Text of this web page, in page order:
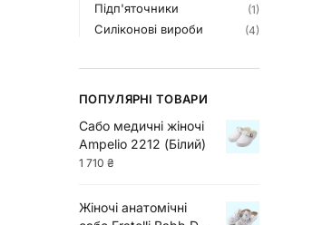
Підп'яточники (1)
Силіконові вироби (4)
ПОПУЛЯРНІ ТОВАРИ
Сабо медичні жіночі
Ampelio 2212 (Білий)
1 710 ₴
Жіночі анатомічні